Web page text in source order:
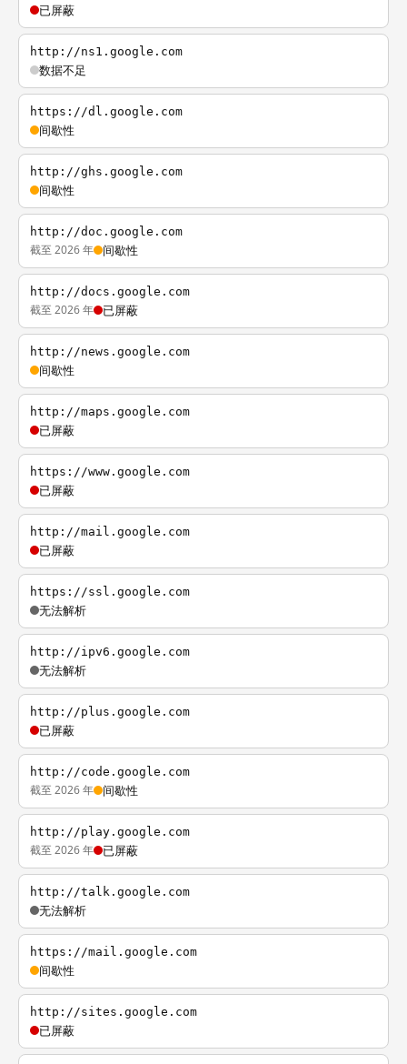
已屏蔽
http://ns1.google.com
数据不足
https://dl.google.com
间歇性
http://ghs.google.com
间歇性
http://doc.google.com
截至 2026 年 间歇性
http://docs.google.com
截至 2026 年 已屏蔽
http://news.google.com
间歇性
http://maps.google.com
已屏蔽
https://www.google.com
已屏蔽
http://mail.google.com
已屏蔽
https://ssl.google.com
无法解析
http://ipv6.google.com
无法解析
http://plus.google.com
已屏蔽
http://code.google.com
截至 2026 年 间歇性
http://play.google.com
截至 2026 年 已屏蔽
http://talk.google.com
无法解析
https://mail.google.com
间歇性
http://sites.google.com
已屏蔽